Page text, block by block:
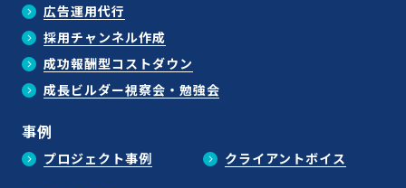
広告運用代行
採用チャンネル作成
成功報酬型コストダウン
成長ビルダー視察会・勉強会
事例
プロジェクト事例 クライアントボイス